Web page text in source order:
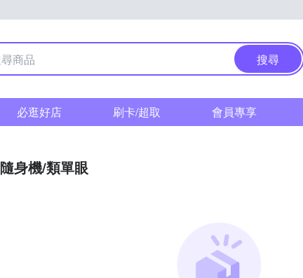
搜尋
必逛好店 刷卡/超取 會員專享
隨身機/類單眼